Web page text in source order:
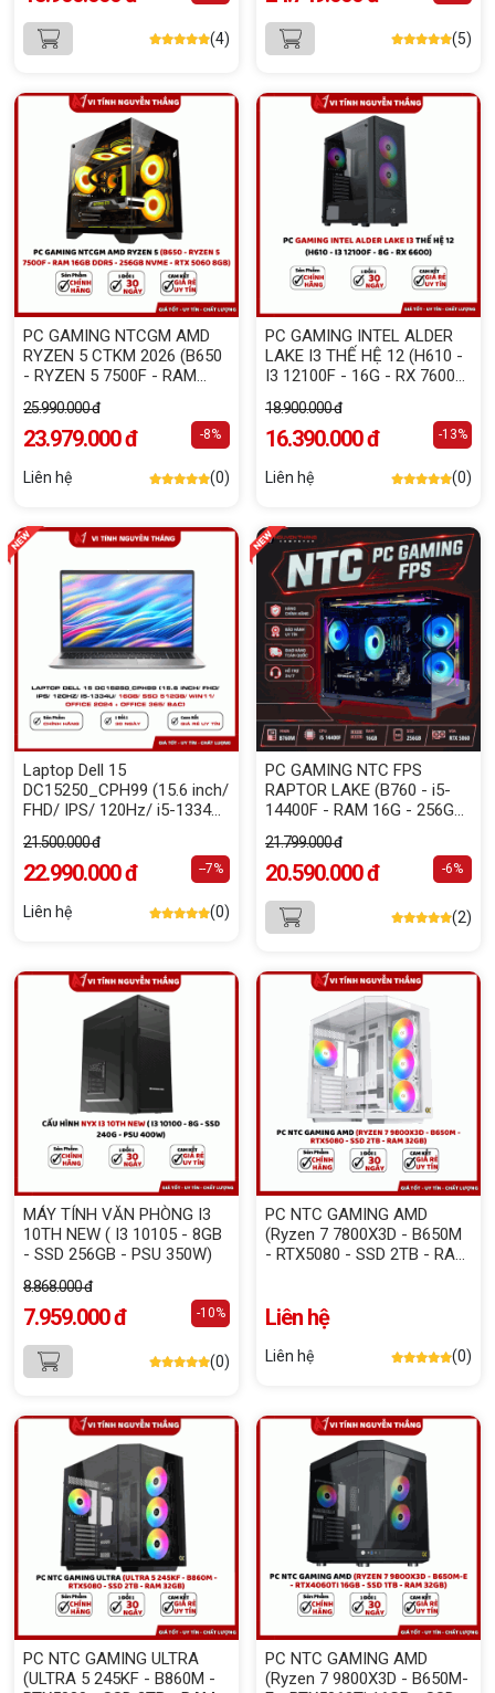
(4) (5)
PC GAMING NTCGM AMD
RYZEN 5 CTKM 2026 (B650
- RYZEN 5 7500F - RAM
RTX 5060 8GB)
25.990.000 đ
23.979.000 đ -8%
Liên hệ (0)
PC GAMING INTEL ALDER
LAKE I3 THẾ HỆ 12 (H610 -
I3 12100F - 16G - RX 7600
18.900.000 đ
16.390.000 đ -13%
Liên hệ (0)
Laptop Dell 15
DC15250_CPH99 (15.6 inch/
FHD/ IPS/ 120Hz/ i5-1334U/
Office 2024 + Office 365/
Bạc)
21.500.000 đ
22.990.000 đ --7%
Liên hệ (0)
PC GAMING NTC FPS
RAPTOR LAKE (B760 - i5-
14400F - RAM 16G - 256G
21.799.000 đ
20.590.000 đ -6%
(2)
MÁY TÍNH VĂN PHÒNG I3
10TH NEW ( I3 10105 - 8GB
- SSD 256GB - PSU 350W)
8.868.000 đ
7.959.000 đ -10%
(0)
PC NTC GAMING AMD
(Ryzen 7 7800X3D - B650M
- RTX5080 - SSD 2TB - RAM
Liên hệ
Liên hệ (0)
PC NTC GAMING ULTRA
(ULTRA 5 245KF - B860M -
PC NTC GAMING AMD
(Ryzen 7 9800X3D - B650M-